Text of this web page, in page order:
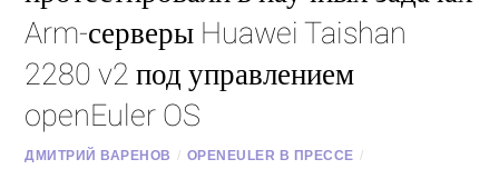
Arm-серверы Huawei Taishan
2280 v2 под управлением
openEuler OS
ДМИТРИЙ ВАРЕНОВ / OPENEULER В ПРЕССЕ /